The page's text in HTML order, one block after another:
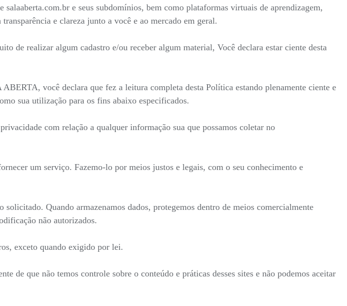
e seus subdomínios, bem como plataformas virtuais de aprendizagem,
e clareza junto a você e ao mercado em geral.
de realizar algum cadastro e/ou receber algum material, Você declara estar ciente desta
você declara que fez a leitura completa desta Política estando plenamente ciente e
sua utilização para os fins abaixo especificados.
com relação a qualquer informação sua que possamos coletar no
um serviço. Fazemo-lo por meios justos e legais, com o seu conhecimento e
Quando armazenamos dados, protegemos dentro de meios comercialmente
não autorizados.
exceto quando exigido por lei.
de que não temos controle sobre o conteúdo e práticas desses sites e não podemos aceitar